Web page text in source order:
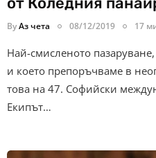
ByАз чета 08/12/2019 17
Най-смисленото
и което препоръчваме в
това на 47. Софийски
Екипът…